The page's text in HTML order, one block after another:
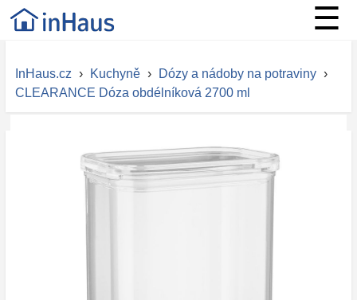
☰
InHaus.cz › Kuchyně › Dózy a nádoby na potraviny ›
CLEARANCE Dóza obdélníková 2700 ml